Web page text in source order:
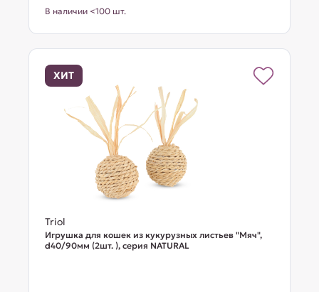
В наличии <100 шт.
ХИТ
Triol
Игрушка для кошек из кукурузных листьев "Мяч",
d40/90мм (2шт. ), серия NATURAL